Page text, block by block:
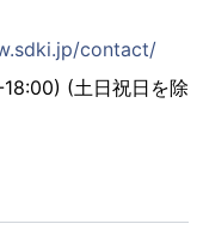
contact/
(土日祝日を除